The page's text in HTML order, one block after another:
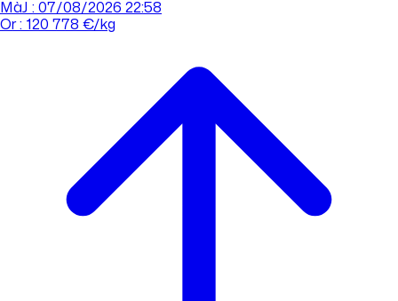
MàJ : 07/08/2026 22:58
Or : 120 778 €/kg